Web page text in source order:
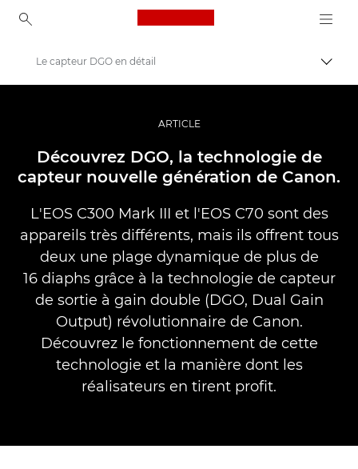
Canon Logo, back to
Vidéo et photographie professionnelles
Histoires
Le capteur DGO en détail
ARTICLE
Découvrez DGO, la technologie de
capteur nouvelle génération de Canon.
L'EOS C300 Mark III et l'EOS C70 sont des
appareils très différents, mais ils offrent tous
deux une plage dynamique de plus de
16 diaphs grâce à la technologie de capteur
de sortie à gain double (DGO, Dual Gain
Output) révolutionnaire de Canon.
Découvrez le fonctionnement de cette
technologie et la manière dont les
réalisateurs en tirent profit.